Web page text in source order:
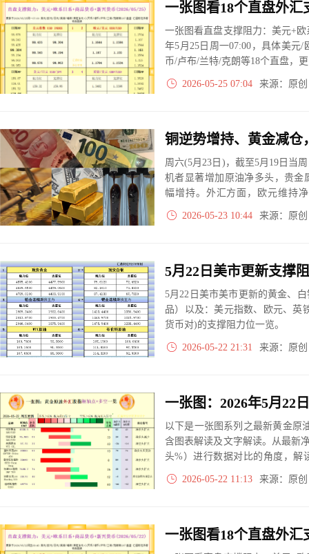
一张图看直盘支撑阻力：美元+
年5月25日周一07:00，具体美元
币/卢布/兰特/克朗等18个直盘，
2026-05-25 07:04 来源：原
周六(5月23日)，截至5月19日当
机者显著增加原油净多头，贵金
幅增持。外汇方面，欧元维持
头。数据显示，市场参与者在
宏观变量的差异化预期。
2026-05-23 10:44 来源：原
5月22日美市美市更新的黄金、
品）以及：美元指数、欧元、英
货币对)的支撑阻力位一览。
2026-05-22 21:31 来源：原
以下是一张图系列之最新黄金原
含图表解读及文字解读。从最新
头%）进行数据对比的角度，解
大、净多头减小、净空头无变
实际数据对比结果对应展示其中
2026-05-22 11:13 来源：原